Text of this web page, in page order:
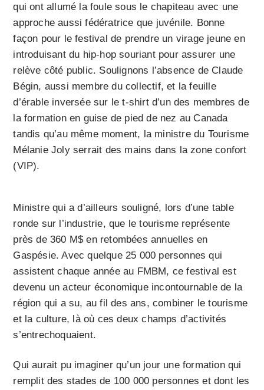
qui ont allumé la foule sous le chapiteau avec une
approche aussi fédératrice que juvénile. Bonne
façon pour le festival de prendre un virage jeune en
introduisant du hip-hop souriant pour assurer une
relève côté public. Soulignons l’absence de Claude
Bégin, aussi membre du collectif, et la feuille
d’érable inversée sur le t-shirt d’un des membres de
la formation en guise de pied de nez au Canada
tandis qu’au même moment, la ministre du Tourisme
Mélanie Joly serrait des mains dans la zone confort
(VIP).
Ministre qui a d’ailleurs souligné, lors d’une table
ronde sur l’industrie, que le tourisme représente
près de 360 M$ en retombées annuelles en
Gaspésie. Avec quelque 25 000 personnes qui
assistent chaque année au FMBM, ce festival est
devenu un acteur économique incontournable de la
région qui a su, au fil des ans, combiner le tourisme
et la culture, là où ces deux champs d’activités
s’entrechoquaient.
Qui aurait pu imaginer qu’un jour une formation qui
remplit des stades de 100 000 personnes et dont les